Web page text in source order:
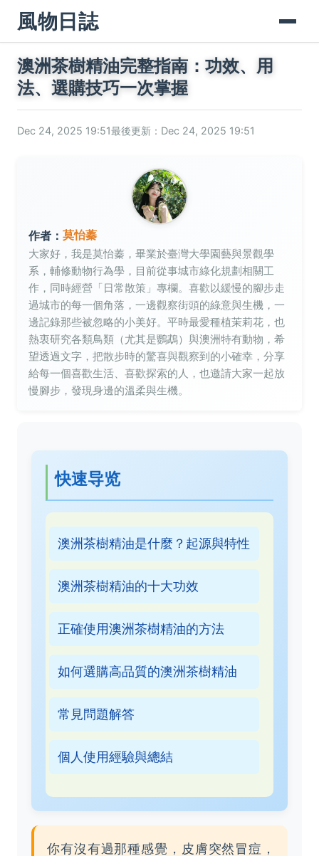
風物日誌
澳洲茶樹精油完整指南：功效、用
法、選購技巧一次掌握
Dec 24, 2025 19:51最後更新：Dec 24, 2025 19:51
作者： 莫怡蓁
大家好，我是莫怡蓁，畢業於臺灣大學園藝與景觀學
系，輔修動物行為學，目前從事城市綠化規劃相關工
作，同時經營「日常散策」專欄。喜歡以緩慢的腳步走
過城市的每一個角落，一邊觀察街頭的綠意與生機，一
邊記錄那些被忽略的小美好。平時最愛種植茉莉花，也
熱衷研究各類鳥類（尤其是鸚鵡）與澳洲特有動物，希
望透過文字，把散步時的驚喜與觀察到的小確幸，分享
給每一個喜歡生活、喜歡探索的人，也邀請大家一起放
慢腳步，發現身邊的溫柔與生機。
快速导览
澳洲茶樹精油是什麼？起源與特性
澳洲茶樹精油的十大功效
正確使用澳洲茶樹精油的方法
如何選購高品質的澳洲茶樹精油
常見問題解答
個人使用經驗與總結
你有沒有過那種感覺，皮膚突然冒痘，